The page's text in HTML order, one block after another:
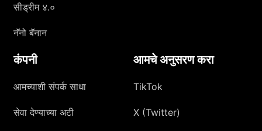
सीड्रीम ४.०
नॅनो बॅनान
कंपनी
आमच्याशी संपर्क साधा
सेवा देण्याच्या अटी
आमचे अनुसरण करा
TikTok
X (Twitter)